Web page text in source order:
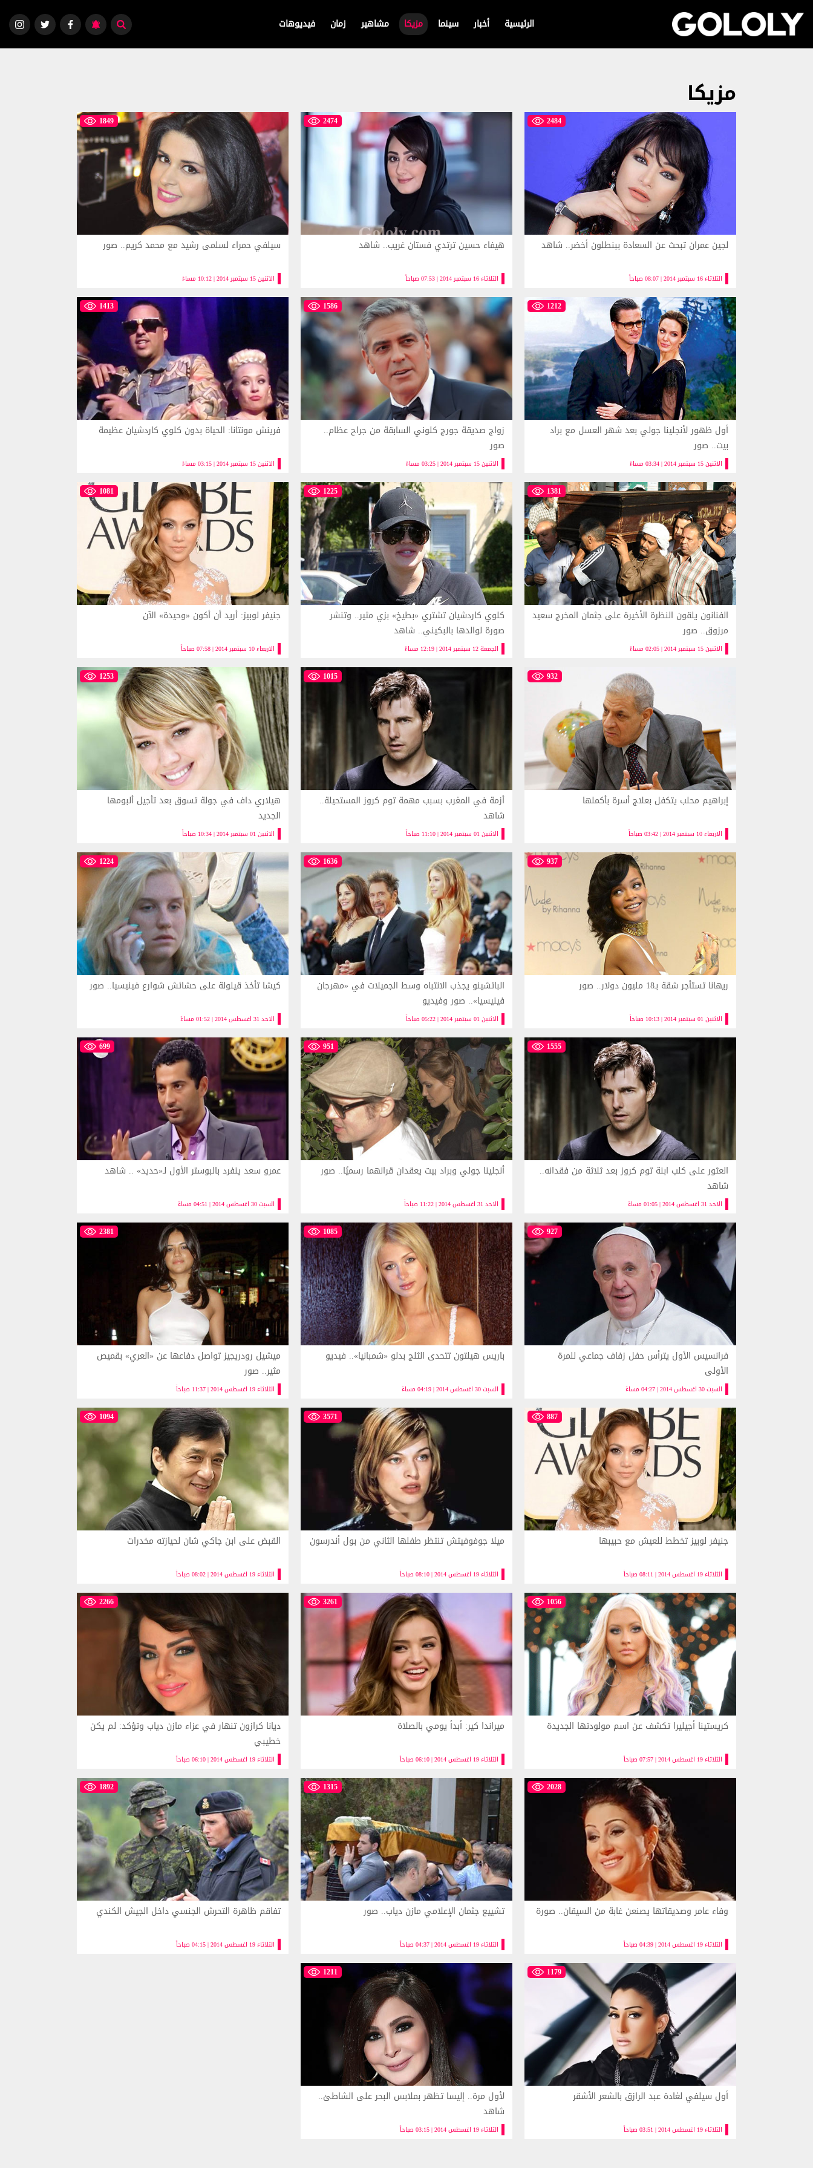
الرئيسية أخبار سينما مزيكا مشاهير زمان فيديوهات
مزيكا
2484
الثلاثاء 16 سبتمبر 2014 | 08:07 صباحاً
لجين عمران تبحث عن السعادة ببنطلون أخضر.. شاهد
2474
الثلاثاء 16 سبتمبر 2014 | 07:53 صباحاً
هيفاء حسين ترتدي فستان غريب.. شاهد
1849
الاثنين 15 سبتمبر 2014 | 10:12 مساءً
سيلفي حمراء لسلمى رشيد مع محمد كريم.. صور
1212
الاثنين 15 سبتمبر 2014 | 03:34 مساءً
أول ظهور لأنجلينا جولي بعد شهر العسل مع براد
بيت.. صور
1586
الاثنين 15 سبتمبر 2014 | 03:25 مساءً
زواج صديقة جورج كلوني السابقة من جراح عظام..
صور
1413
الاثنين 15 سبتمبر 2014 | 03:15 مساءً
فرينش مونتانا: الحياة بدون كلوي كاردشيان عظيمة
1381
الاثنين 15 سبتمبر 2014 | 02:05 مساءً
الفنانون يلقون النظرة الأخيرة على جثمان المخرج سعيد
مرزوق.. صور
1225
الجمعة 12 سبتمبر 2014 | 12:19 مساءً
كلوي كاردشيان تشتري «بطيخ» بزي مثير.. وتنشر
صورة لوالدها بالبكيني.. شاهد
1081
الاربعاء 10 سبتمبر 2014 | 07:58 صباحاً
جنيفر لوبيز: أريد أن أكون «وحيدة» الآن
932
الاربعاء 10 سبتمبر 2014 | 03:42 صباحاً
إبراهيم محلب يتكفل بعلاج أسرة بأكملها
1015
الاثنين 01 سبتمبر 2014 | 11:10 صباحاً
أزمة في المغرب بسبب مهمة توم كروز المستحيلة..
شاهد
1253
الاثنين 01 سبتمبر 2014 | 10:34 صباحاً
هيلاري داف في جولة تسوق بعد تأجيل ألبومها
الجديد
937
الاثنين 01 سبتمبر 2014 | 10:13 صباحاً
ريهانا تستأجر شقة بـ18 مليون دولار.. صور
1636
الاثنين 01 سبتمبر 2014 | 05:22 صباحاً
الباتشينو يجذب الانتباه وسط الجميلات في «مهرجان
فينيسيا».. صور وفيديو
1224
الاحد 31 اغسطس 2014 | 01:52 مساءً
كيشا تأخذ قيلولة على حشائش شوارع فينيسيا.. صور
1555
الاحد 31 اغسطس 2014 | 01:05 مساءً
العثور على كلب ابنة توم كروز بعد ثلاثة من فقدانه..
شاهد
951
الاحد 31 اغسطس 2014 | 11:22 صباحاً
أنجلينا جولي وبراد بيت يعقدان قرانهما رسميًا.. صور
699
السبت 30 اغسطس 2014 | 04:51 مساءً
عمرو سعد ينفرد بالبوستر الأول لـ«حديد» .. شاهد
927
السبت 30 اغسطس 2014 | 04:27 مساءً
فرانسيس الأول يترأس حفل زفاف جماعي للمرة
الأولى
1085
السبت 30 اغسطس 2014 | 04:19 مساءً
باريس هيلتون تتحدى الثلج بدلو «شمبانيا».. فيديو
2381
الثلاثاء 19 اغسطس 2014 | 11:37 صباحاً
ميشيل رودريجيز تواصل دفاعها عن «العري» بقميص
مثير.. صور
887
الثلاثاء 19 اغسطس 2014 | 08:11 صباحاً
جنيفر لوبيز تخطط للعيش مع حبيبها
3571
الثلاثاء 19 اغسطس 2014 | 08:10 صباحاً
ميلا جوفوفيتش تنتظر طفلها الثاني من بول أندرسون
1094
الثلاثاء 19 اغسطس 2014 | 08:02 صباحاً
القبض على ابن جاكي شان لحيازته مخدرات
1056
الثلاثاء 19 اغسطس 2014 | 07:57 صباحاً
كريستينا أجيليرا تكشف عن اسم مولودتها الجديدة
3261
الثلاثاء 19 اغسطس 2014 | 06:10 صباحاً
ميراندا كير: أبدأ يومي بالصلاة
2266
الثلاثاء 19 اغسطس 2014 | 06:10 صباحاً
ديانا كرازون تنهار في عزاء مازن دياب وتؤكد: لم يكن
خطيبي
2028
الثلاثاء 19 اغسطس 2014 | 04:39 صباحاً
وفاء عامر وصديقاتها يصنعن غابة من السيقان.. صورة
1315
الثلاثاء 19 اغسطس 2014 | 04:37 صباحاً
تشييع جثمان الإعلامي مازن دياب.. صور
1892
الثلاثاء 19 اغسطس 2014 | 04:15 صباحاً
تفاقم ظاهرة التحرش الجنسي داخل الجيش الكندي
1179
الثلاثاء 19 اغسطس 2014 | 03:51 صباحاً
أول سيلفي لغادة عبد الرازق بالشعر الأشقر
1211
الثلاثاء 19 اغسطس 2014 | 03:15 صباحاً
لأول مرة.. إليسا تظهر بملابس البحر على الشاطئ..
شاهد